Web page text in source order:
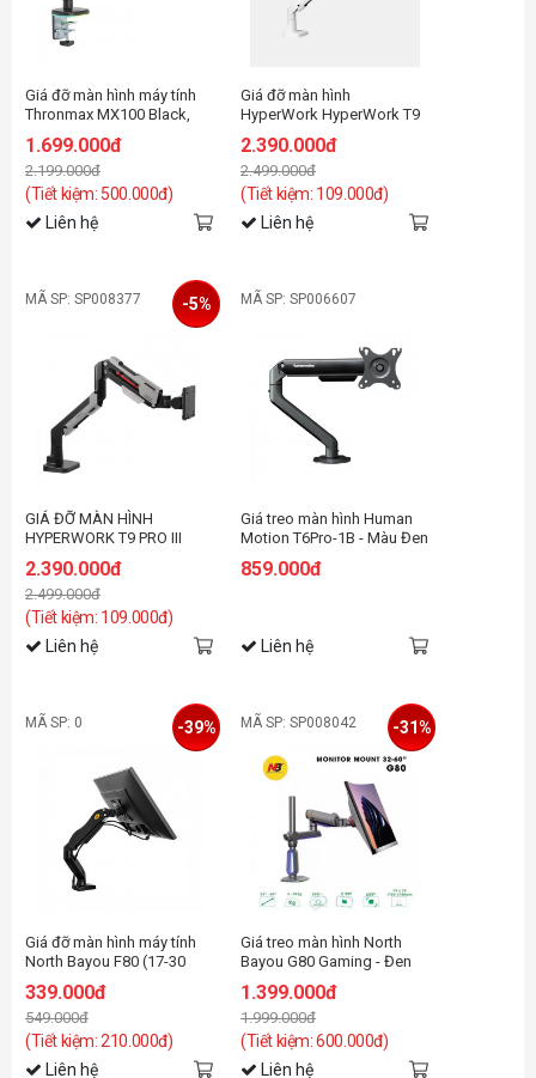
Giá đỡ màn hình máy tính
Thronmax MX100 Black,
1.699.000đ
2.199.000đ
(Tiết kiệm: 500.000đ)
Liên hệ
Giá đỡ màn hình
HyperWork HyperWork T9
Trắng
2.390.000đ
2.499.000đ
(Tiết kiệm: 109.000đ)
Liên hệ
MÃ SP: SP008377
GIÁ ĐỠ MÀN HÌNH
HYPERWORK T9 PRO III
2.390.000đ
2.499.000đ
(Tiết kiệm: 109.000đ)
-5%
Liên hệ
MÃ SP: SP006607
Giá treo màn hình Human
Motion T6Pro-1B - Màu Đen
859.000đ
Liên hệ
MÃ SP: 0
Giá đỡ màn hình máy tính
North Bayou F80 (17-30
339.000đ
549.000đ
(Tiết kiệm: 210.000đ)
-39%
Liên hệ
MÃ SP: SP008042
Giá treo màn hình North
Bayou G80 Gaming - Đen
1.399.000đ
1.999.000đ
(Tiết kiệm: 600.000đ)
-31%
Liên hệ